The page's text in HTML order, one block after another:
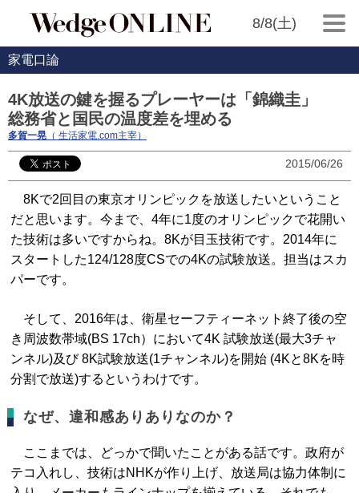
8/8(土)
家電口論
4K放送の鍵を握るプレーヤーは「錦織圭」
総務省と国民の温度差を埋める
多賀一晃 （ 生活家電.com主宰）
2015/06/26
8Kで2回目の東京オリンピックを放送したいということ
だと思います。今まで、4年に1度のオリンピックで花開い
た技術は多いですからね。8Kが目玉技術です。2014年に
スタートした124/128度CSでの4Kの試験放送。担当はスカ
パーです。
そして、2016年は、衛星セーフティーネット終了後の空
き周波数帯域(BS 17ch）において4K 試験放送(最大3チャ
ンネル)及び 8K試験放送(1チャンネル)を開始 (4Kと8Kを時
分割で放送)するというわけです。
なぜ、違和感ありありなのか？
ここまでは、どっかで聞いたことがある話です。政府が
テコ入れし、技術はNHKが作り上げ、放送局は協力体制に